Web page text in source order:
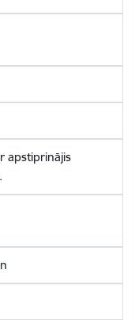
apstiprinājis